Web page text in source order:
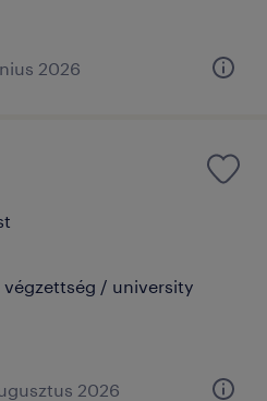
2026
/ university
2026